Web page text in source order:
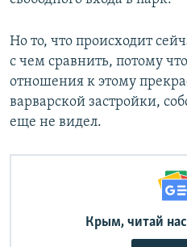
Но то, что происходит
с чем сравнить, потому
отношения к этому
варварской застройки,
еще не видел.
Крым, читай